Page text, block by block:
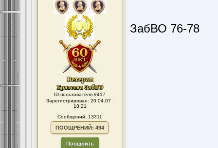
ID пользователя #417
Зарегистрирован: 20.04.07 :
18:21
Сообщений: 13311
ПООЩРЕНИЙ: 494
Поощрить
ЗабВО 76-78